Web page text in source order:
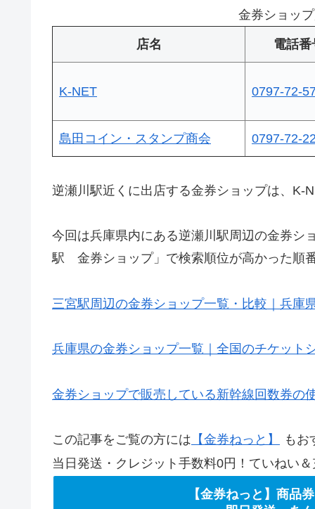
金券ショッ
店名 電話番
K-NET 0797-72-
島田コイン・スタンプ商会 0797-72-
逆瀬川駅近くに出店する金券ショップは、K-
今回は兵庫県内にある逆瀬川駅周辺の金券シ
駅 金券ショップ」で検索順位が高かった順番
三宮駅周辺の金券ショップ一覧・比較｜兵庫
兵庫県の金券ショップ一覧｜全国のチケット
金券ショップで販売している新幹線回数券の
この記事をご覧の方には 【金券ねっと】
もお
当日発送・クレジット手数料0円！ていねい
【金券ねっと】商品